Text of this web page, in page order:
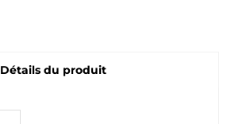
Détails du produit